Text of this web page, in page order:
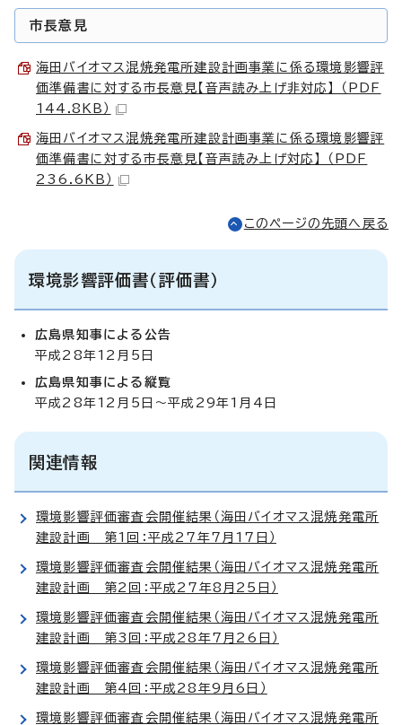
市長意見
海田バイオマス混焼発電所建設計画事業に係る環境影響評
価準備書に対する市長意見【音声読み上げ非対応】 （PDF
144.8KB）
海田バイオマス混焼発電所建設計画事業に係る環境影響評
価準備書に対する市長意見【音声読み上げ対応】 （PDF
236.6KB）
このページの先頭へ戻る
環境影響評価書（評価書）
広島県知事による公告
平成28年12月5日
広島県知事による縦覧
平成28年12月5日～平成29年1月4日
関連情報
環境影響評価審査会開催結果（海田バイオマス混焼発電所
建設計画 第1回：平成27年7月17日）
環境影響評価審査会開催結果（海田バイオマス混焼発電所
建設計画 第2回：平成27年8月25日）
環境影響評価審査会開催結果（海田バイオマス混焼発電所
建設計画 第3回：平成28年7月26日）
環境影響評価審査会開催結果（海田バイオマス混焼発電所
建設計画 第4回：平成28年9月6日）
環境影響評価審査会開催結果（海田バイオマス混焼発電所